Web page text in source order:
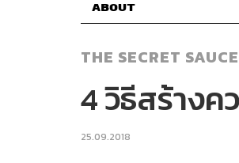
ABOUT
THE SECRET
4 วิธีสร้างค
25.09.2018